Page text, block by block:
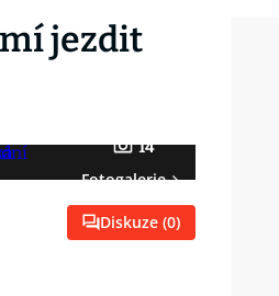
jezdit
14
Fotogalerie
Diskuze (0)